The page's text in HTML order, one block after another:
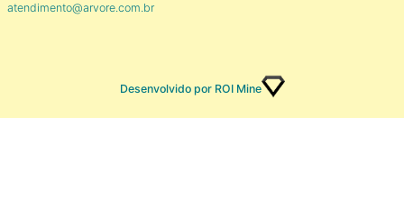
atendimento@arvore.com.br
Desenvolvido por ROI Mine